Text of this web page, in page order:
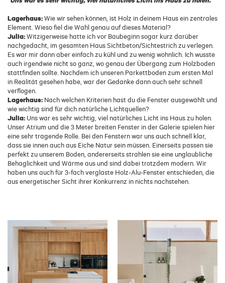
Lagerhaus:Wie wir sehen können, ist Holz in deinem Haus ein zentrales
Element. Wieso fiel die Wahl genau auf dieses Material?
Julia:Witzigerweise hatte ich vor Baubeginn sogar kurz darüber
nachgedacht, im gesamten Haus Sichtbeton/Sichtestrich zu verlegen.
Es war mir dann aber einfach zu kühl und zu wenig wohnlich. Ich wusste
auch irgendwie nicht so ganz, wo genau der Übergang zum Holzboden
stattfinden sollte. Nachdem ich unseren Parkettboden zum ersten Mal
in Realität gesehen habe, war der Gedanke dann auch sehr schnell
verflogen.
Lagerhaus: Nach welchen Kriterien hast du die Fenster ausgewählt und
wie wichtig sind für dich natürliche Lichtquellen?
Julia: Uns war es sehr wichtig, viel natürliches Licht ins Haus zu holen.
Unser Atrium und die 3 Meter breiten Fenster in der Galerie spielen hier
eine sehr tragende Rolle. Bei den Fenstern war uns auch schnell klar,
dass sie innen auch aus Eiche Natur sein müssen. Einerseits passen sie
perfekt zu unserem Boden, andererseits strahlen sie eine unglaubliche
Behaglichkeit und Wärme aus und sind dabei trotzdem modern. Wir
haben uns auch für 3-fach verglaste Holz-Alu-Fenster entschieden, die
aus energetischer Sicht ihrer Konkurrenz in nichts nachstehen.